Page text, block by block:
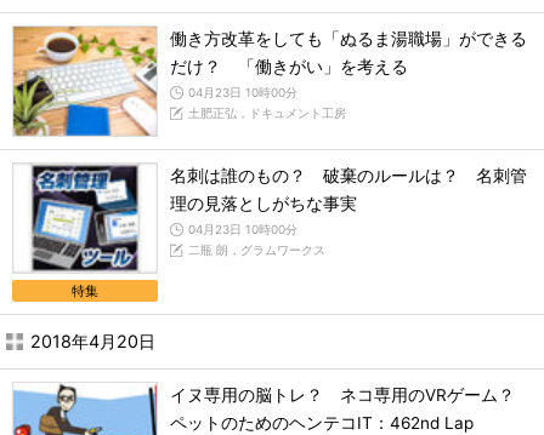
働き方改革をしても「ぬるま湯職場」ができる
だけ？ 「働きがい」を考える
04月23日 10時00分
土肥正弘，ドキュメント工房
特集
名刺は誰のもの？ 破棄のルールは？ 名刺管
理の見落としがちな事実
04月23日 10時00分
二瓶 朗，グラムワークス
2018年4月20日
イヌ専用の脳トレ？ ネコ専用のVRゲーム？
ペットのためのヘンテコIT：462nd Lap